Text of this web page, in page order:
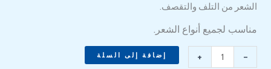
الشعر من التلف والتقصف.
مناسب لجميع أنواع الشعر.
-
+ إضافة إلى السلة